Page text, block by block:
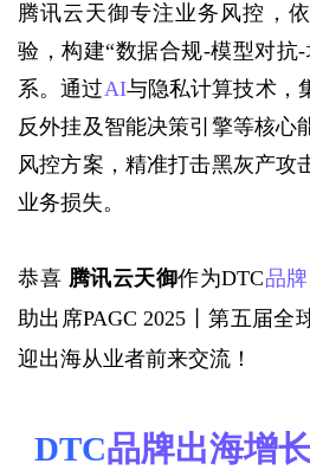
腾讯云天御专注业务风控，
验，构建“数据合规-模型对抗
系。通过AI与隐私计算技术，
反外挂及智能决策引擎等核心
风控方案，精准打击黑灰产攻
业务损失。
恭喜 腾讯云天御作为DTC品
助出席PAGC 2025丨第五届全
迎出海从业者前来交流！
DTC品牌出海增长